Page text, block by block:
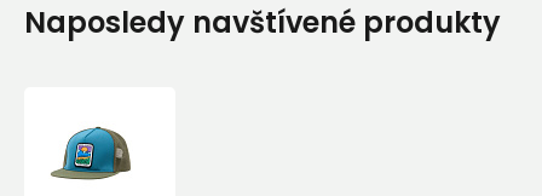
Naposledy navštívené produkty